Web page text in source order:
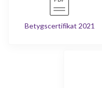
Betygscertifikat 2021